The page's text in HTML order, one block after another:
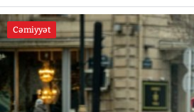
Cəmiyyət